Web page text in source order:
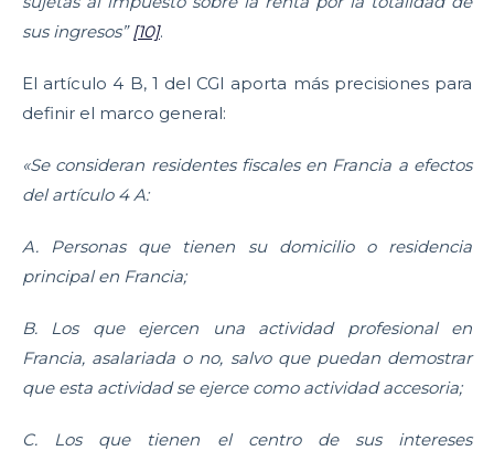
sus ingresos” [10].
El artículo 4 B, 1 del CGI aporta más precisiones para
definir el marco general:
«Se consideran residentes fiscales en Francia a efectos
del artículo 4 A:
A. Personas que tienen su domicilio o residencia
principal en Francia;
B. Los que ejercen una actividad profesional en
Francia, asalariada o no, salvo que puedan demostrar
que esta actividad se ejerce como actividad accesoria;
C. Los que tienen el centro de sus intereses